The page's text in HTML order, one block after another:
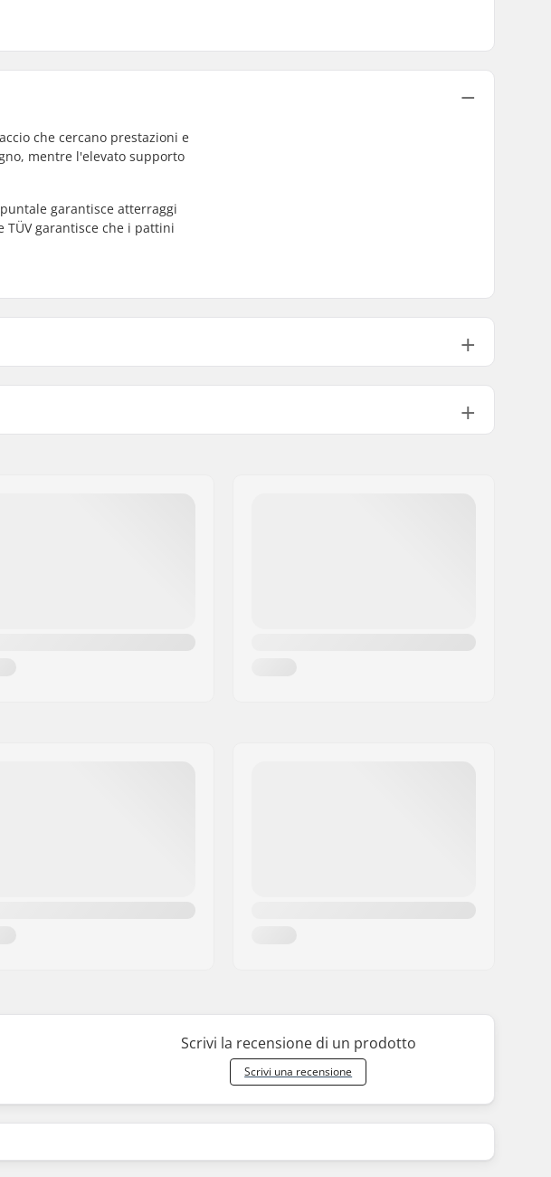
che cercano prestazioni e
mentre l'elevato supporto
garantisce atterraggi
garantisce che i pattini
della lama:
Acciaio inossidabile
Sì
Scrivi la recensione di un prodotto
Scrivi una recensione